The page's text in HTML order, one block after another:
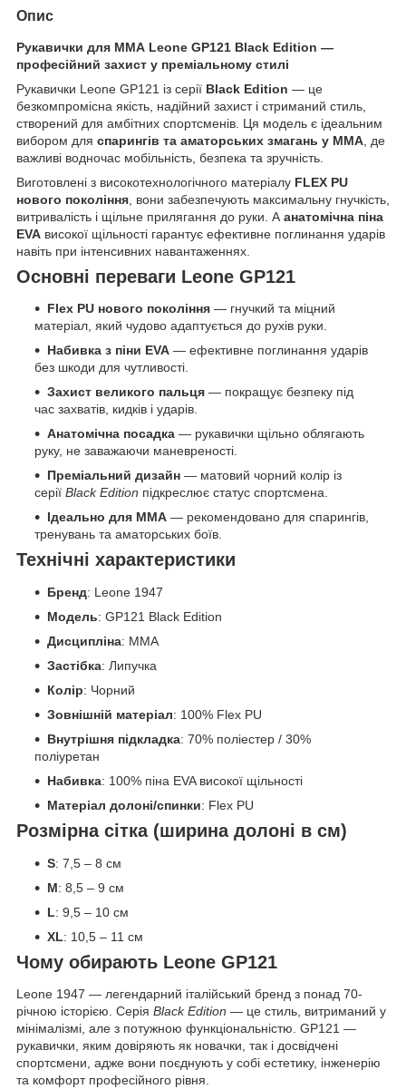
Опис
Рукавички для ММА Leone GP121 Black Edition —
професійний захист у преміальному стилі
Рукавички Leone GP121 із серії Black Edition — це
безкомпромісна якість, надійний захист і стриманий стиль,
створений для амбітних спортсменів. Ця модель є ідеальним
вибором для спарингів та аматорських змагань у ММА , де
важливі водночас мобільність, безпека та зручність.
Виготовлені з високотехнологічного матеріалу FLEX PU
нового покоління , вони забезпечують максимальну гнучкість,
витривалість і щільне прилягання до руки. А анатомічна піна
EVA високої щільності гарантує ефективне поглинання ударів
навіть при інтенсивних навантаженнях.
Основні переваги Leone GP121
Flex PU нового покоління — гнучкий та міцний
матеріал, який чудово адаптується до рухів руки.
Набивка з піни EVA — ефективне поглинання ударів
без шкоди для чутливості.
Захист великого пальця — покращує безпеку під
час захватів, кидків і ударів.
Анатомічна посадка — рукавички щільно облягають
руку, не заважаючи маневреності.
Преміальний дизайн — матовий чорний колір із
серії Black Edition підкреслює статус спортсмена.
Ідеально для ММА — рекомендовано для спарингів,
тренувань та аматорських боїв.
Технічні характеристики
Бренд: Leone 1947
Модель: GP121 Black Edition
Дисципліна: ММА
Застібка: Липучка
Колір: Чорний
Зовнішній матеріал: 100% Flex PU
Внутрішня підкладка: 70% поліестер / 30%
поліуретан
Набивка: 100% піна EVA високої щільності
Матеріал долоні/спинки: Flex PU
Розмірна сітка (ширина долоні в см)
S: 7,5 – 8 см
M: 8,5 – 9 см
L: 9,5 – 10 см
XL: 10,5 – 11 см
Чому обирають Leone GP121
Leone 1947 — легендарний італійський бренд з понад 70-
річною історією. Серія Black Edition — це стиль, витриманий у
мінімалізмі, але з потужною функціональністю. GP121 —
рукавички, яким довіряють як новачки, так і досвідчені
спортсмени, адже вони поєднують у собі естетику, інженерію
та комфорт професійного рівня.